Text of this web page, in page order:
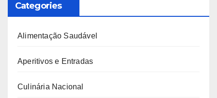
Categories
Alimentação Saudável
Aperitivos e Entradas
Culinária Nacional